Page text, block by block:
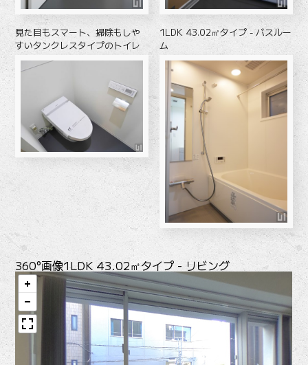
見た目もスマート、掃除もしや
すいタンクレスタイプのトイレ
1LDK 43.02㎡タイプ - バスルー
ム
360°画像1LDK 43.02㎡タイプ - リビング